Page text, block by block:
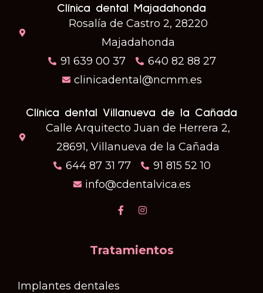
Clínica dental Majadahonda
Rosalía de Castro 2, 28220
Majadahonda
91 639 00 37
640 82 88 27
clinicadental@ncmm.es
Clínica dental Villanueva de la Cañada
Calle Arquitecto Juan de Herrera 2,
28691, Villanueva de la Cañada
644 87 31 77
91 815 52 10
info@cdentalvica.es
Tratamientos
Implantes dentales